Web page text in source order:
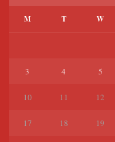
M T W
3 4 5
10 11 12
17 18 19